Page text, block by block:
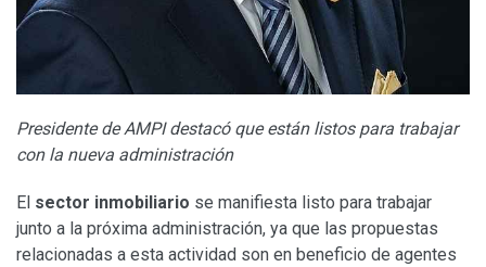
Presidente de AMPI destacó que están listos para trabajar
con la nueva administración
El sector inmobiliario se manifiesta listo para trabajar
junto a la próxima administración, ya que las propuestas
relacionadas a esta actividad son en beneficio de agentes